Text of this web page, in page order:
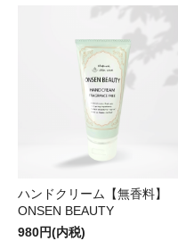
ハンドクリーム【無香料】
ONSEN BEAUTY
980円(内税)